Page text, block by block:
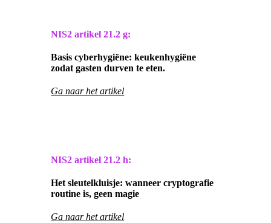
NIS2 artikel21.2 g:
Basis cyberhygiëne: keukenhygiëne
zodat gasten durven te eten.
Ga naar het artikel
NIS2 artikel21.2 h:
Het sleutelkluisje: wanneer cryptografie
routine is, geen magie
Ga naar het artikel